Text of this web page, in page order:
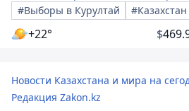
#Выборы в Курултай
+22° $
Новости Казахстана и мира на
Редакция Zakon.kz